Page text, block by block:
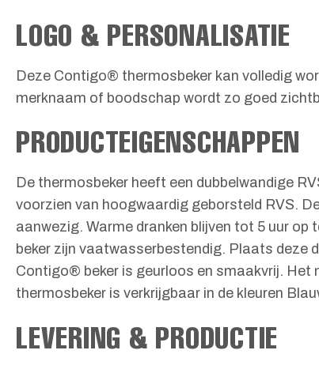
LOGO & PERSONALISATIE
Deze Contigo® thermosbeker kan volledig
merknaam of boodschap wordt zo goed
PRODUCTEIGENSCHAPPEN
De thermosbeker heeft een dubbelwandige
voorzien van hoogwaardig geborsteld RVS.
aanwezig. Warme dranken blijven tot 5 uur op
beker zijn vaatwasserbestendig. Plaats deze
Contigo® beker is geurloos en smaakvrij. Het
thermosbeker is verkrijgbaar in de kleuren
LEVERING & PRODUCTIE